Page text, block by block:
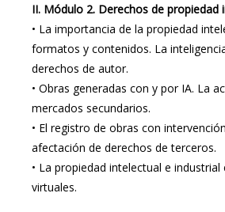
II. Módulo 2. Derechos de propiedad
• La importancia de la propiedad
formatos y contenidos. La
derechos de autor.
• Obras generadas con y por IA. La
mercados secundarios.
• El registro de obras con
afectación de derechos de terceros.
• La propiedad intelectual e industrial
virtuales.